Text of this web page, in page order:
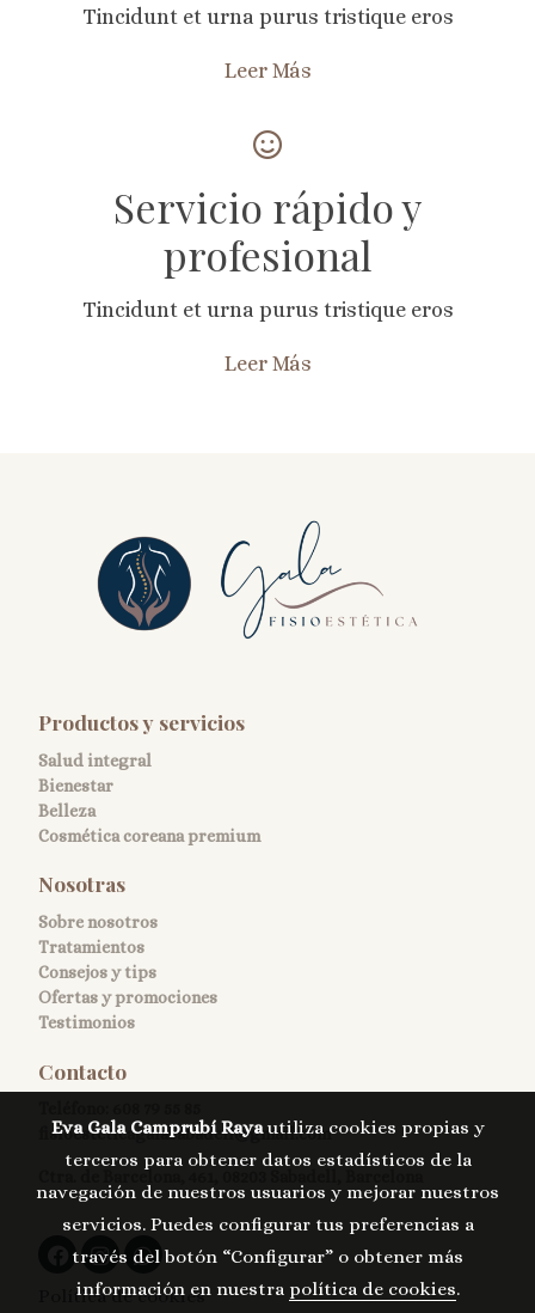
Tincidunt et urna purus tristique eros
Leer Más
Servicio rápido y
profesional
Tincidunt et urna purus tristique eros
Leer Más
Productos y servicios
Salud integral
Bienestar
Belleza
Cosmética coreana premium
Nosotras
Sobre nosotros
Tratamientos
Consejos y tips
Ofertas y promociones
Testimonios
Contacto
fisioesteticagalasabadell@gmail.com
Política de cookies
Eva Gala Camprubí Rayautiliza cookies propias y
terceros para obtener datos estadísticos de la
navegación de nuestros usuarios y mejorar nuestros
servicios. Puedes configurar tus preferencias a
través del botón “Configurar” o obtener más
información en nuestra política de cookies.